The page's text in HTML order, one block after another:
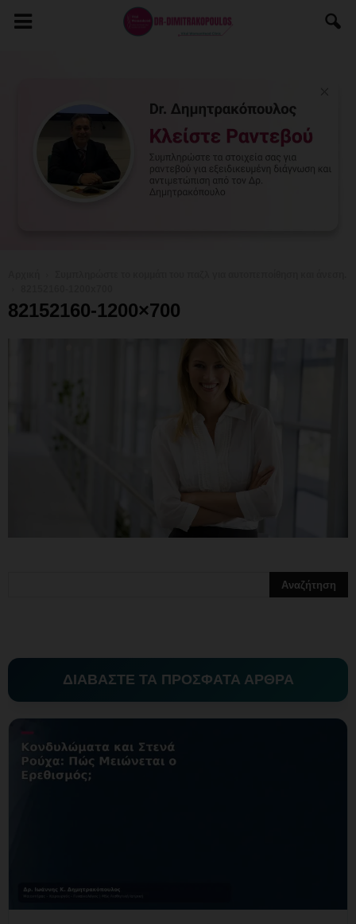
82152160-1200×700
ΔΙΑΒΑΣΤΕ ΤΑ ΠΡΟΣΦΑΤΑ ΑΡΘΡΑ